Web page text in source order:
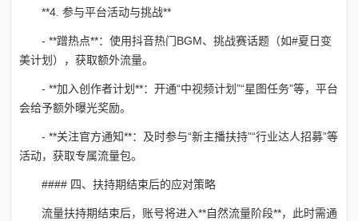
**4. 参与平台活动与挑战**
- **蹭热点**：使用抖音热门BGM、挑战赛话题（如#夏日变
美计划），获取额外流量。
- **加入创作者计划**：开通“中视频计划”“星图任务”等，平台
会给予额外曝光奖励。
- **关注官方通知**：及时参与“新主播扶持”“行业达人招募”等
活动，获取专属流量包。
#### 四、扶持期结束后的应对策略
流量扶持期结束后，账号将进入**自然流量阶段**，此时需通